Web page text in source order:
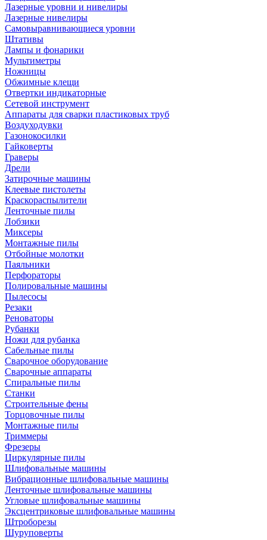
Лазерные уровни и нивелиры
Лазерные нивелиры
Самовыравнивающиеся уровни
Штативы
Лампы и фонарики
Мультиметры
Ножницы
Обжимные клещи
Отвертки индикаторные
Сетевой инструмент
Аппараты для сварки пластиковых труб
Воздуходувки
Газонокосилки
Гайковерты
Граверы
Дрели
Затирочные машины
Клеевые пистолеты
Краскораспылители
Ленточные пилы
Лобзики
Миксеры
Монтажные пилы
Отбойные молотки
Паяльники
Перфораторы
Полировальные машины
Пылесосы
Резаки
Реноваторы
Рубанки
Ножи для рубанка
Сабельные пилы
Сварочное оборудование
Сварочные аппараты
Спиральные пилы
Станки
Строительные фены
Торцовочные пилы
Монтажные пилы
Триммеры
Фрезеры
Циркулярные пилы
Шлифовальные машины
Вибрационные шлифовальные машины
Ленточные шлифовальные машины
Угловые шлифовальные машины
Эксцентриковые шлифовальные машины
Штроборезы
Шуруповерты